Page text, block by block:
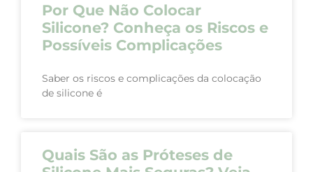
Por Que Não Colocar
Silicone? Conheça os Riscos e
Possíveis Complicações
Saber os riscos e complicações da colocação
de silicone é
Quais São as Próteses de